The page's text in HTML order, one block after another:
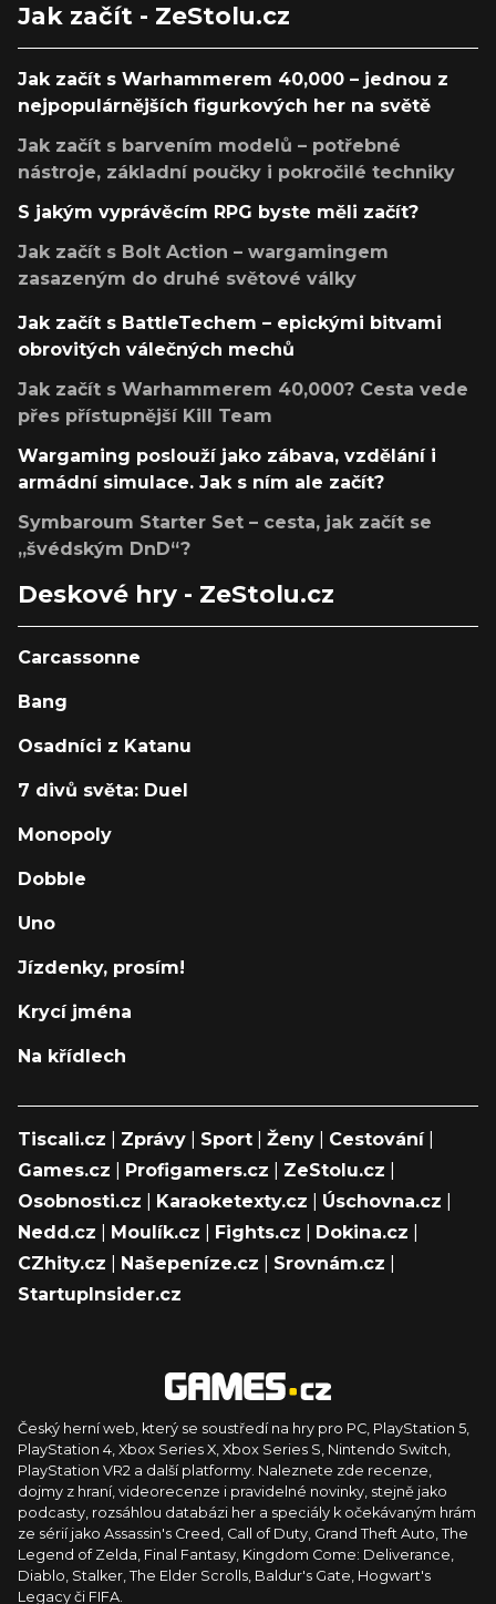
Jak začít - ZeStolu.cz
Jak začít s Warhammerem 40,000 – jednou z
nejpopulárnějších figurkových her na světě
Jak začít s barvením modelů – potřebné
nástroje, základní poučky i pokročilé techniky
S jakým vyprávěcím RPG byste měli začít?
Jak začít s Bolt Action – wargamingem
zasazeným do druhé světové války
Jak začít s BattleTechem – epickými bitvami
obrovitých válečných mechů
Jak začít s Warhammerem 40,000? Cesta vede
přes přístupnější Kill Team
Wargaming poslouží jako zábava, vzdělání i
armádní simulace. Jak s ním ale začít?
Symbaroum Starter Set – cesta, jak začít se
„švédským DnD“?
Deskové hry - ZeStolu.cz
Carcassonne
Bang
Osadníci z Katanu
7 divů světa: Duel
Monopoly
Dobble
Uno
Jízdenky, prosím!
Krycí jména
Na křídlech
Tiscali.cz Zprávy Sport Ženy Cestování|
Games.cz
Profigamers.cz ZeStolu.cz
Osobnosti.cz
Karaoketexty.cz Úschovna.cz
Nedd.cz
Moulík.cz Fights.cz Dokina.cz
CZhity.cz
Našepeníze.cz Srovnám.cz
StartupInsider.cz
Český herní web, který se soustředí na hry pro PC, PlayStation 5,
PlayStation 4, Xbox Series X, Xbox Series S, Nintendo Switch,
PlayStation VR2 a další platformy. Naleznete zde recenze,
dojmy z hraní, videorecenze i pravidelné novinky, stejně jako
podcasty, rozsáhlou databázi her a speciály k očekávaným hrám
ze sérií jako Assassin's Creed, Call of Duty, Grand Theft Auto, The
Legend of Zelda, Final Fantasy, Kingdom Come: Deliverance,
Diablo, Stalker, The Elder Scrolls, Baldur's Gate, Hogwart's
Legacy či FIFA.